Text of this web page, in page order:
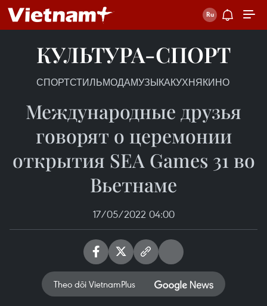
КУЛЬТУРА-СПОРТ
СПОРТСТИЛЬМОДАМУЗЫКАКУХНЯКИНО
Международные друзья
говорят о церемонии
открытия SEA Games 31 во
Вьетнаме
17/05/2022 04:00
Theo dõi VietnamPlus